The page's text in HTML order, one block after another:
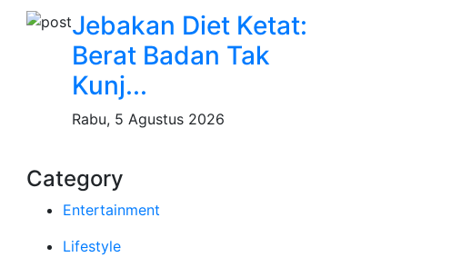
Jebakan Diet Ketat:
Berat Badan Tak
Kunj...
Rabu, 5 Agustus 2026
Category
Entertainment
Lifestyle